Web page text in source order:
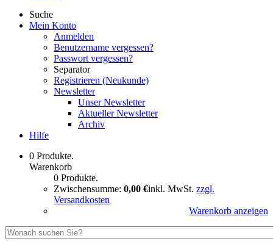
Suche
Mein Konto
Anmelden
Benutzername vergessen?
Passwort vergessen?
Separator
Registrieren (Neukunde)
Newsletter
Unser Newsletter
Aktueller Newsletter
Archiv
Hilfe
0 Produkte.
Warenkorb
0 Produkte.
Zwischensumme: 0,00 €inkl. MwSt. zzgl.
Versandkosten
Warenkorb anzeigen